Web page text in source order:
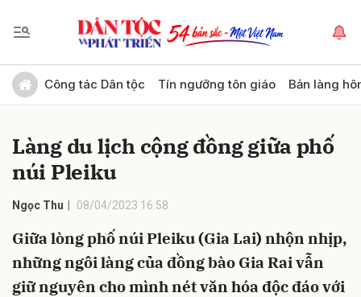
Công tác Dân tộc Tín ngưỡng tôn giáo Bản làng
Làng du lịch cộng đồng giữa phố
núi Pleiku
Ngọc Thu 08/04/2023 16:58
Giữa lòng phố núi Pleiku (Gia Lai) nhộn nhịp,
những ngôi làng của đồng bào Gia Rai vẫn
giữ nguyên cho mình nét văn hóa độc đáo với
Gửi bình luận
Hủy Gửi